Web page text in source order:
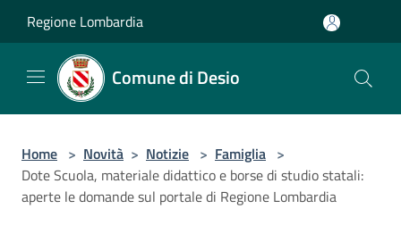
Regione Lombardia
Comune di Desio
Home > Novità > Notizie > Famiglia >
Dote Scuola, materiale didattico e borse di studio statali:
aperte le domande sul portale di Regione Lombardia